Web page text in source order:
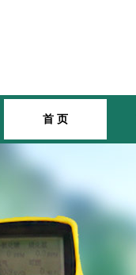
首 页